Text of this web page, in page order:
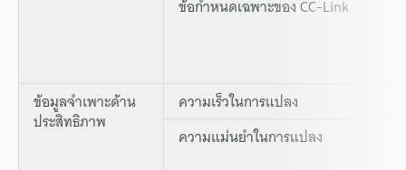
ข้อกำหนดเฉพาะของ CC-Link
ข้อมูลจำเพาะด้าน
ประสิทธิภาพ
ความเร็วในการแปลง
ความแม่นยำในการแปลง